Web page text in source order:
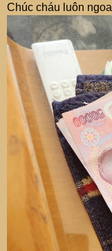
Chúc cháu luôn